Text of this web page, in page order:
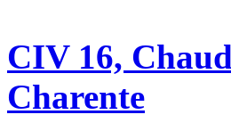
CIV 16,
Charente